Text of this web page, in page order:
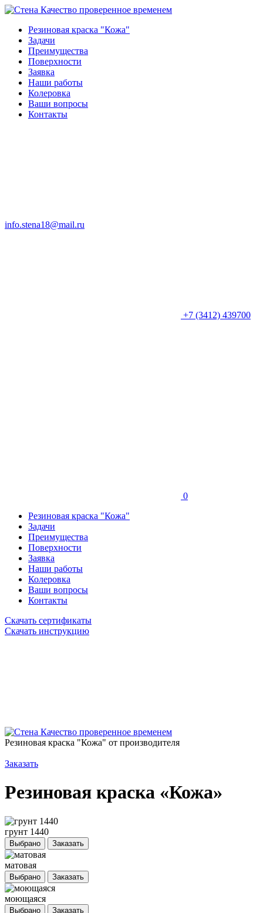
Качество проверенное временем
Резиновая краска "Кожа"
Задачи
Преимущества
Поверхности
Заявка
Наши работы
Колеровка
Ваши вопросы
Контакты
info.stena18@mail.ru
+7 (3412) 439700
0
Резиновая краска "Кожа"
Задачи
Преимущества
Поверхности
Заявка
Наши работы
Колеровка
Ваши вопросы
Контакты
Скачать сертификаты
Скачать инструкцию
Качество проверенное временем
Резиновая краска "Кожа" от производителя
Заказать
Резиновая краска «Кожа»
грунт 1440
Выбрано Заказать
матовая
Выбрано Заказать
моющаяся
Выбрано Заказать